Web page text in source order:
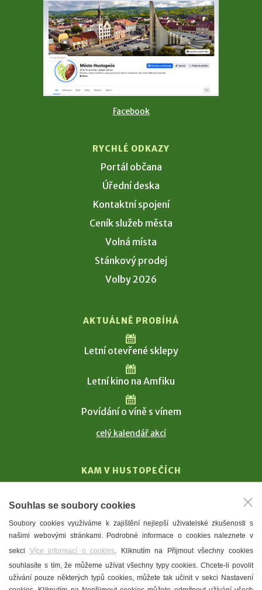
Facebook
RYCHLÉ ODKAZY
Portál občana
Úřední deska
Kontaktní spojení
Ceník služeb města
Volná místa
Stánkový prodej
Volby 2026
AKTUÁLNĚ PROBÍHÁ
Letní otevřené sklepy
Letní kino na Amfiku
Povídání o víně s vínem
celý kalendář akcí
KAM V HUSTOPEČÍCH
T. G. Masaryk
Mandloně
Ubytování
Restaurace
Městské muzeum a galerie
Souhlas se soubory cookies
Soubory cookies využíváme k zajištění nejlepší uživatelské zkušenosti s
našimi webovými stránkami. Podrobné informace o cookies naleznete v
sekci Více informací o cookies. Kliknutím na Přijmout všechny cookies
souhlasíte s tím, že můžeme užívat všechny typy cookies. Chcete-li povolit
užívání pouze některých typů cookies, můžete tak učinit v sekci Nastavení